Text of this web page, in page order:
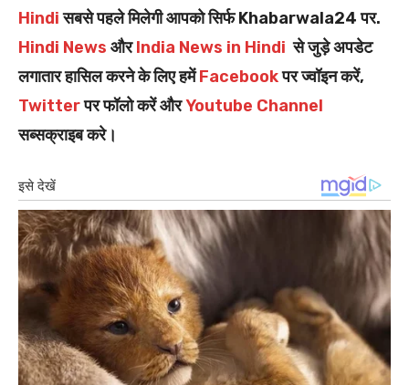
Hindiसबसे पहले मिलेगी आपको सिर्फ Khabarwala24 पर.
Hindi News औरIndia News in Hindi से जुड़े अपडेट
लगातार हासिल करने के लिए हमेंFacebookपर ज्वॉइन करें,
Twitterपर फॉलो करें औरYoutube Channel
सब्सक्राइब करे।